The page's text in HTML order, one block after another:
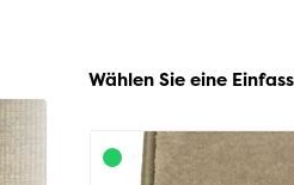
Wählen Sie eine